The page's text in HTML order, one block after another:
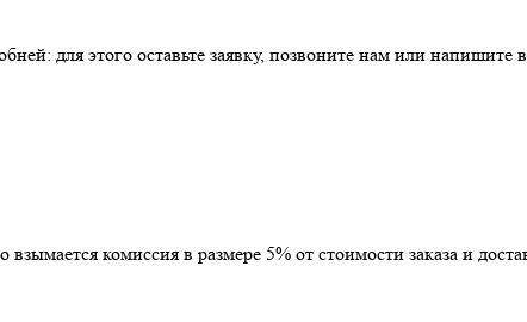
для этого оставьте заявку, позвоните нам или напишите
комиссия в размере 5% от стоимости заказа и